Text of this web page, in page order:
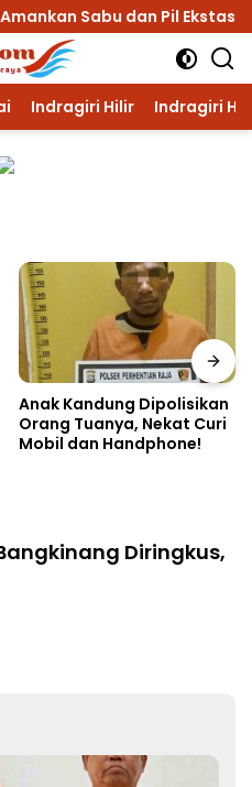
Sabu dan Pil Ekstasi
Indragiri Hilir Indragiri
Anak Kandung Dipolisikan
Orang Tuanya, Nekat Curi
Mobil dan Handphone!
Diringkus,